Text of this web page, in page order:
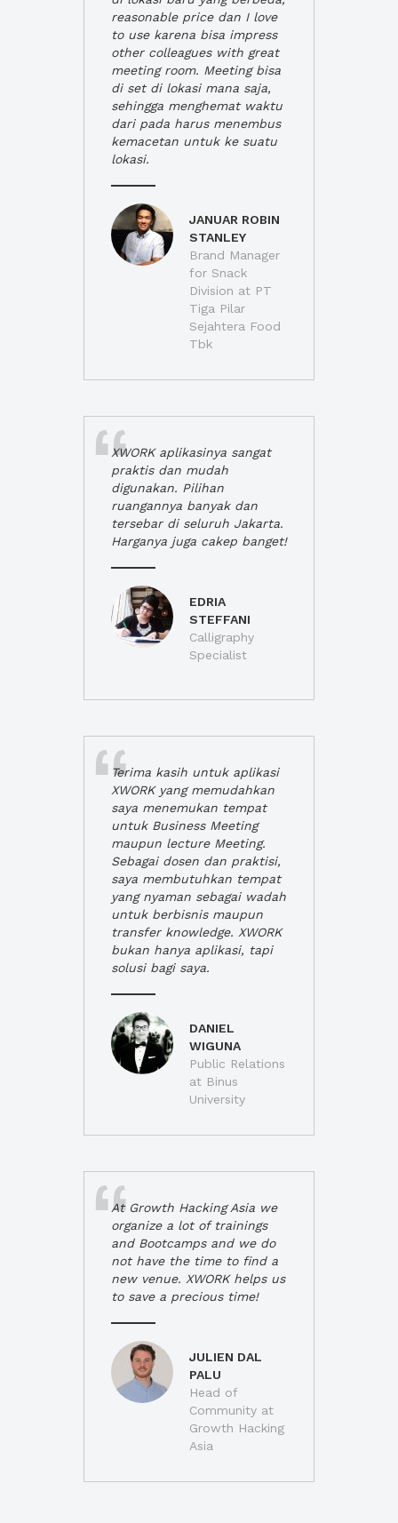
reasonable price dan I love
to use karena bisa impress
other colleagues with great
meeting room. Meeting bisa
di set di lokasi mana saja,
sehingga menghemat waktu
dari pada harus menembus
kemacetan untuk ke suatu
lokasi.
JANUAR ROBIN
STANLEY
Brand Manager
for Snack
Division at PT
Tiga Pilar
Sejahtera Food
Tbk
XWORK aplikasinya sangat
praktis dan mudah
digunakan. Pilihan
ruangannya banyak dan
tersebar di seluruh Jakarta.
Harganya juga cakep banget!
EDRIA
STEFFANI
Calligraphy
Specialist
Terima kasih untuk aplikasi
XWORK yang memudahkan
saya menemukan tempat
untuk Business Meeting
maupun lecture Meeting.
Sebagai dosen dan praktisi,
saya membutuhkan tempat
yang nyaman sebagai wadah
untuk berbisnis maupun
transfer knowledge. XWORK
bukan hanya aplikasi, tapi
solusi bagi saya.
DANIEL
WIGUNA
Public Relations
at Binus
University
At Growth Hacking Asia we
organize a lot of trainings
and Bootcamps and we do
not have the time to find a
new venue. XWORK helps us
to save a precious time!
JULIEN DAL
PALU
Head of
Community at
Growth Hacking
Asia